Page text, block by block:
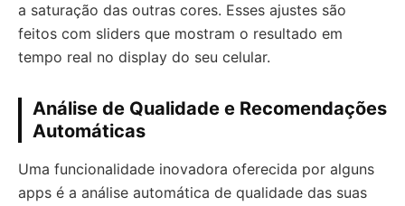
a saturação das outras cores. Esses ajustes são
feitos com sliders que mostram o resultado em
tempo real no display do seu celular.
Análise de Qualidade e Recomendações
Automáticas
Uma funcionalidade inovadora oferecida por alguns
apps é a análise automática de qualidade das suas